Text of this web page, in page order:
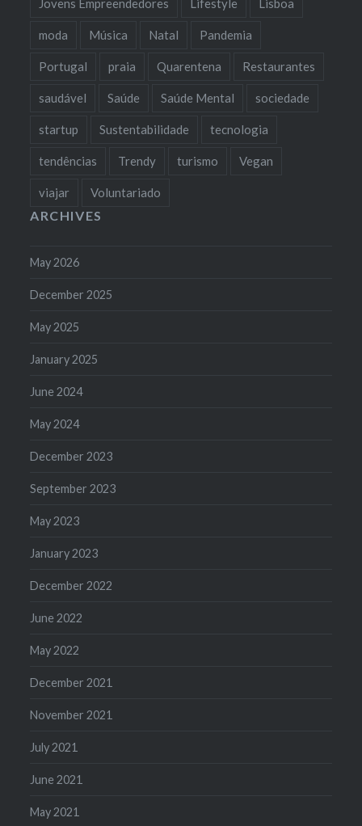
Jovens Empreendedores Lifestyle Lisboa
moda Música Natal Pandemia
Portugal praia Quarentena Restaurantes
saudável Saúde Saúde Mental sociedade
startup Sustentabilidade tecnologia
tendências Trendy turismo Vegan
viajar Voluntariado
ARCHIVES
May 2026
December 2025
May 2025
January 2025
June 2024
May 2024
December 2023
September 2023
May 2023
January 2023
December 2022
June 2022
May 2022
December 2021
November 2021
July 2021
June 2021
May 2021